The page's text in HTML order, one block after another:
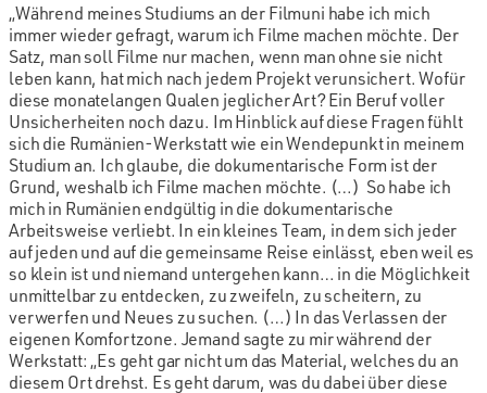
„Während meines Studiums an der Filmuni habe ich mich
immer wieder gefragt, warum ich Filme machen möchte. Der
Satz, man soll Filme nur machen, wenn man ohne sie nicht
leben kann, hat mich nach jedem Projekt verunsichert. Wofür
diese monatelangen Qualen jeglicher Art? Ein Beruf voller
Unsicherheiten noch dazu. Im Hinblick auf diese Fragen fühlt
sich die Rumänien-Werkstatt wie ein Wendepunkt in meinem
Studium an. Ich glaube, die dokumentarische Form ist der
Grund, weshalb ich Filme machen möchte. (…) So habe ich
mich in Rumänien endgültig in die dokumentarische
Arbeitsweise verliebt. In ein kleines Team, in dem sich jeder
auf jeden und auf die gemeinsame Reise einlässt, eben weil es
so klein ist und niemand untergehen kann… in die Möglichkeit
unmittelbar zu entdecken, zu zweifeln, zu scheitern, zu
verwerfen und Neues zu suchen. (…) In das Verlassen der
eigenen Komfortzone. Jemand sagte zu mir während der
Werkstatt: „Es geht gar nicht um das Material, welches du an
diesem Ort drehst. Es geht darum, was du dabei über diese